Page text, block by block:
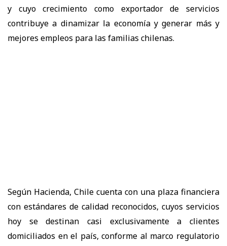
y cuyo crecimiento como exportador de servicios
contribuye a dinamizar la economía y generar más y
mejores empleos para las familias chilenas.
Según Hacienda, Chile cuenta con una plaza financiera
con estándares de calidad reconocidos, cuyos servicios
hoy se destinan casi exclusivamente a clientes
domiciliados en el país, conforme al marco regulatorio